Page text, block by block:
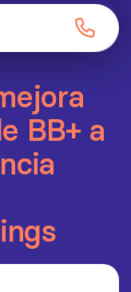
BB+ a